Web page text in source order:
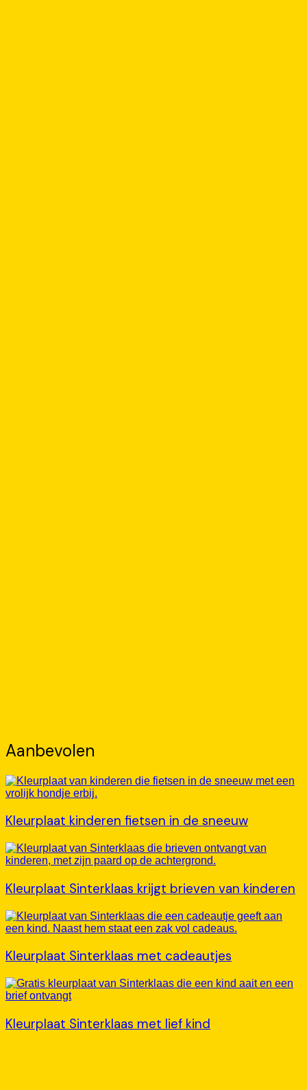
Aanbevolen
Kleurplaat kinderen fietsen in de sneeuw
Kleurplaat Sinterklaas krijgt brieven van kinderen
Kleurplaat Sinterklaas met cadeautjes
Kleurplaat Sinterklaas met lief kind